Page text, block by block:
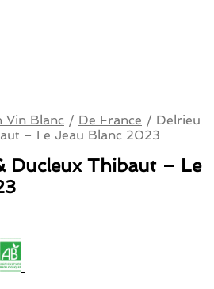
Vin Blanc / De France / Delrieu
– Le Jeau Blanc 2023
Ducleux Thibaut – Le